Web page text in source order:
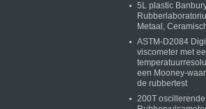
5L plastic
Metaal,
ASTM-D2084
viscometer met
een Mooney-
de rubbertest
200T